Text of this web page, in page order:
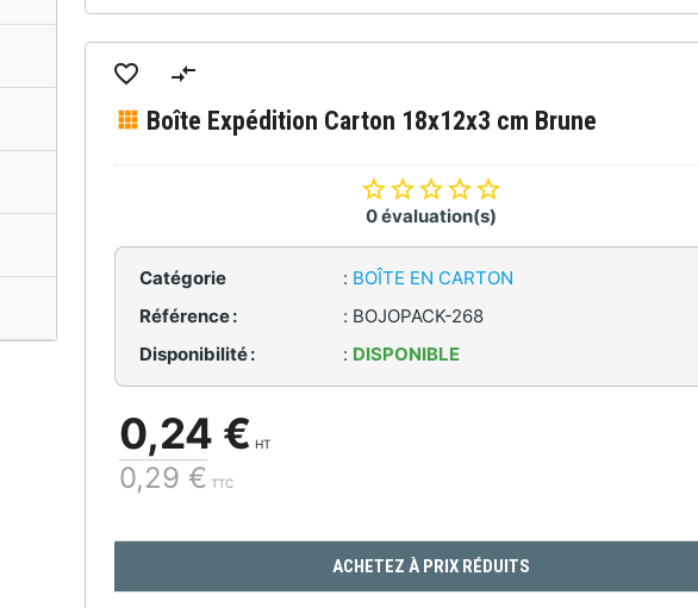
Boîte Expédition Carton 18x12x3 cm Brune
0 évaluation(s)
Catégorie : BOÎTE EN CARTON
Référence :
: BOJOPACK-268
Disponibilité :
: DISPONIBLE
0,24 € HT
0,29 € TTC
ACHETEZ À PRIX RÉDUITS